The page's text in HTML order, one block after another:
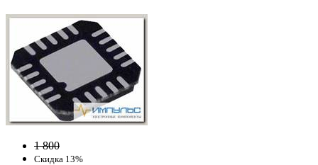
1 800
Скидка 13%